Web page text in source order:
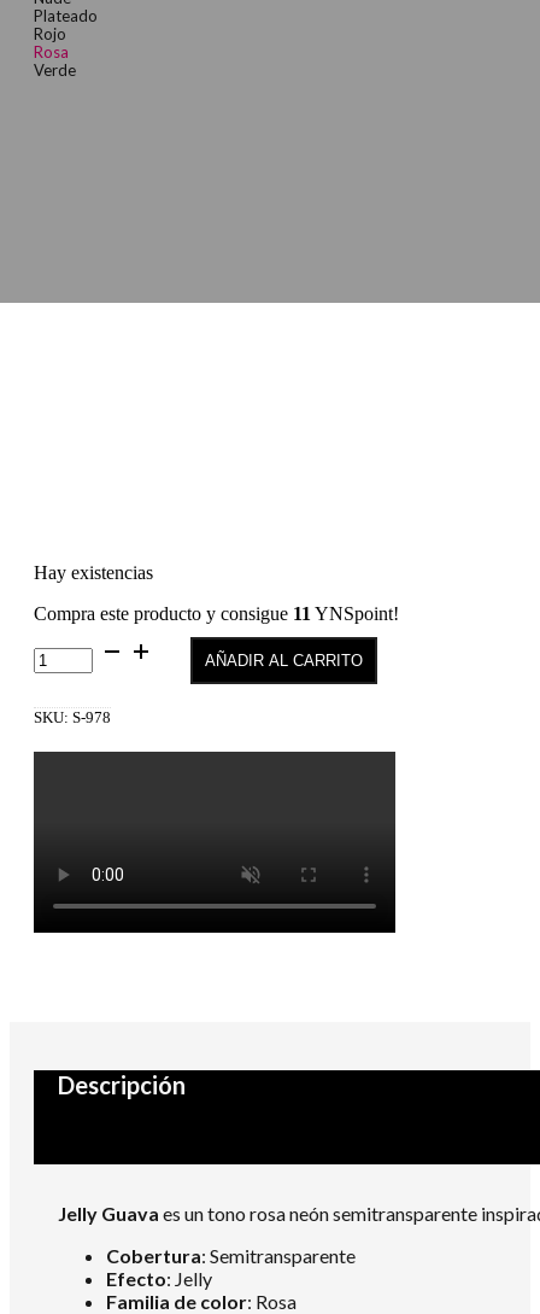
Plateado
Rojo
Rosa
Verde
Hay existencias
Compra este producto y consigue 11 YNSpoint!
SEMILAC
978
Guava
ml
AÑADIR AL CARRITO
SKU: S-978
Descripción
Jelly Guava es un tono rosa neón semitransparente
Cobertura: Semitransparente
Efecto: Jelly
Familia de color: Rosa